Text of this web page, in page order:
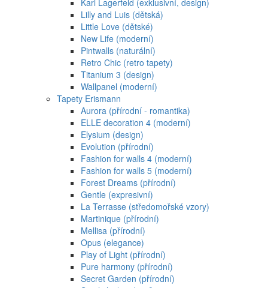
Karl Lagerfeld (exklusivní, design)
Lilly and Luis (dětská)
Little Love (dětské)
New Life (moderní)
Pintwalls (naturální)
Retro Chic (retro tapety)
Titanium 3 (design)
Wallpanel (moderní)
Tapety Erismann
Aurora (přírodní - romantika)
ELLE decoration 4 (moderní)
Elysium (design)
Evolution (přírodní)
Fashion for walls 4 (moderní)
Fashion for walls 5 (moderní)
Forest Dreams (přírodní)
Gentle (expresivní)
La Terrasse (středomořské vzory)
Martinique (přírodní)
Mellisa (přírodní)
Opus (elegance)
Play of Light (přírodní)
Pure harmony (přírodní)
Secret Garden (přírodní)